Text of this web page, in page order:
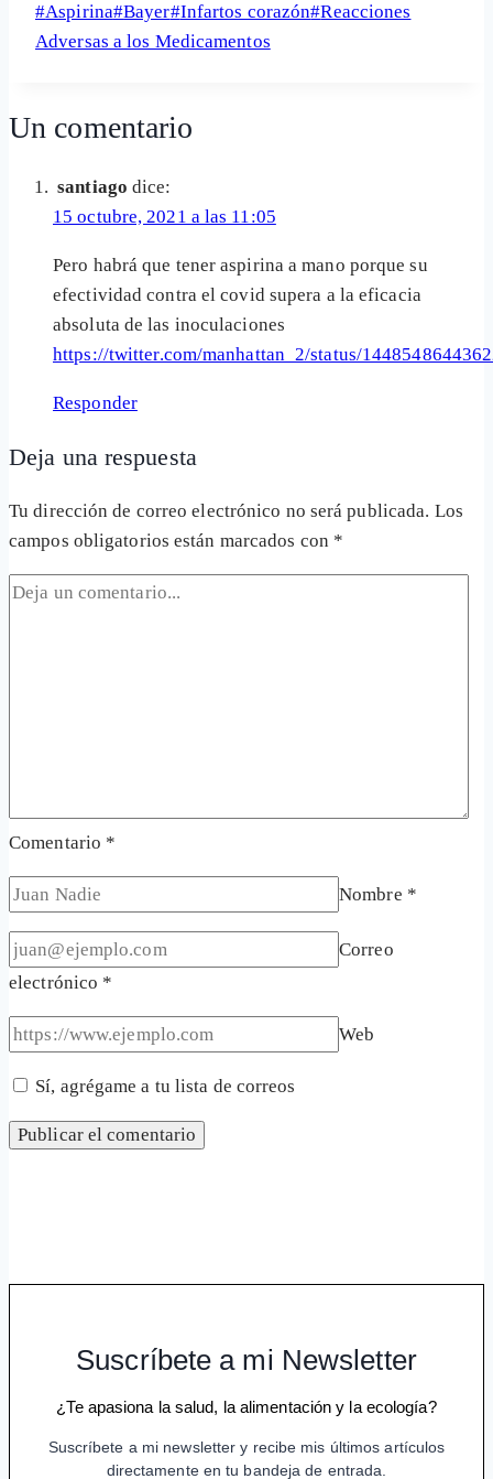
Share
Etiquetas
de
#Aspirina#Bayer#Infartos corazón#Reacciones
Adversas a los Medicamentos
Un comentario
santiago dice:
15 octubre, 2021 a las 11:05
Pero habrá que tener aspirina a mano porque su
efectividad contra el covid supera a la eficacia
absoluta de las inoculaciones
https://twitter.com/manhattan_2/status/
Responder
Deja una respuesta
Tu dirección de correo electrónico no será publicada. Los
campos obligatorios están marcados con *
Comentario *
Nombre *
Correo
electrónico *
Web
Sí, agrégame a tu lista de correos
Suscríbete a mi Newsletter
¿Te apasiona la salud, la alimentación y la ecología?
Suscríbete a mi newsletter y recibe mis últimos artículos
directamente en tu bandeja de entrada.